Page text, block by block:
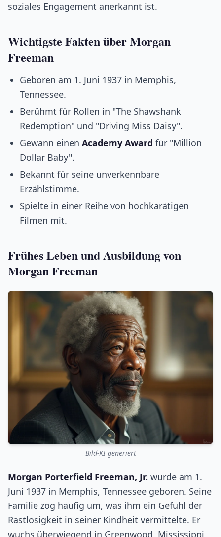
soziales Engagement anerkannt ist.
Wichtigste Fakten über Morgan
Freeman
Geboren am 1. Juni 1937 in Memphis,
Tennessee.
Berühmt für Rollen in "The Shawshank
Redemption" und "Driving Miss Daisy".
Gewann einen Academy Award für "Million
Dollar Baby".
Bekannt für seine unverkennbare
Erzählstimme.
Spielte in einer Reihe von hochkarätigen
Filmen mit.
Frühes Leben und Ausbildung von
Morgan Freeman
Bild-KI generiert
Morgan Porterfield Freeman, Jr. wurde am 1.
Juni 1937 in Memphis, Tennessee geboren. Seine
Familie zog häufig um, was ihm ein Gefühl der
Rastlosigkeit in seiner Kindheit vermittelte. Er
wuchs überwiegend in Greenwood, Mississippi,